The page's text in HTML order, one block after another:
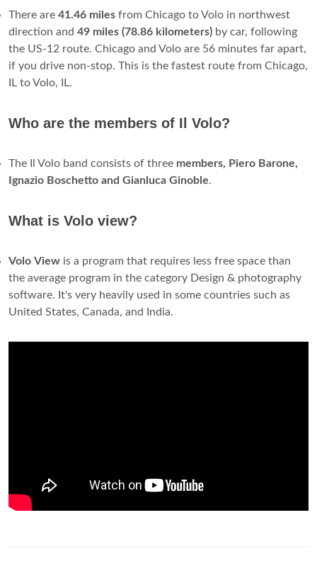
There are 41.46 miles from Chicago to Volo in northwest
direction and 49 miles (78.86 kilometers) by car, following
the US-12 route. Chicago and Volo are 56 minutes far apart,
if you drive non-stop. This is the fastest route from Chicago,
IL to Volo, IL.
Who are the members of Il Volo?
The Il Volo band consists of three members, Piero Barone,
Ignazio Boschetto and Gianluca Ginoble.
What is Volo view?
Volo View is a program that requires less free space than
the average program in the category Design & photography
software. It's very heavily used in some countries such as
United States, Canada, and India.